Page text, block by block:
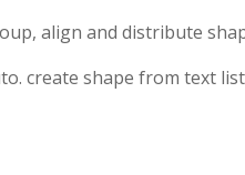
align and distribute
create shape from text list